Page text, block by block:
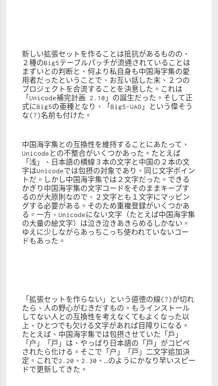
新しい拡張セットを作ることは抵抗があるものの、
２種のBig5テーブルパッチが流通されていることは
まずいとの判断と、何より私自身も中国海字集の愛
用者だったということで、お互い話した末、２つの
プロジェクトを合流することを決意した。これは
「Unicode補完計画 2.10」の誕生だった。そして正
式にBig5の亜種となり、「Big5-UAO」という偉そう
な(?)名前も付けた。
中国海字集との互換性を維持することにあたって、
Unicodeとの不整合がいくつかあった。たとえば
「浅」、日本語の横線３本の文字と中国の２本の文
字はUnicodeでは包摂の対象であり、同じ文字ポイン
トだ。しかし中国海字集では２文字だった。できる
かぎり中国海字集の文字コードをそのままキープす
るのが大原則なので、２文字とも１文字にマッピン
グする必要がある。そのため重複登録がいくつかあ
る。一方、Unicodeにない文字（たとえば中国海字集
の大量の絵文字）は泣き泣きあきらめるしかない。
ゆえに少しながらあっちこっち使われていないコー
ドもあった。
「拡張セットを作らない」という道徳の線(?)が切れ
たら、人の野心がむきだすもの。もうインストール
してない人との互換性を考えなくてもよくなった以
上、ひとつでも欠ける文字があれば目障りになる。
たとえば、中国海字集では包摂させていた「戶」
「户」「戸」は、やっぱり日本語の「戸」がコピペ
されたら化ける。そこで「户」「戸」二文字追加決
定。これで2.20、2.30、…のようにかなり早いスピー
ドで更新してきた。